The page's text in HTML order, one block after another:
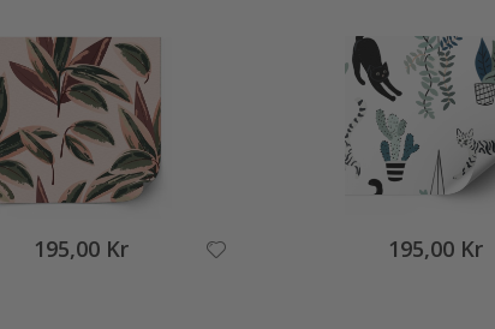
195,00 Kr 195,00 Kr